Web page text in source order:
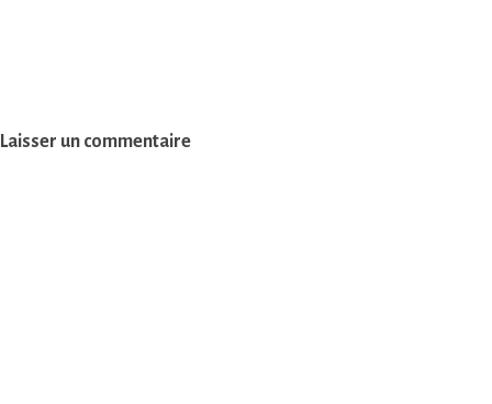
Laisser un commentaire